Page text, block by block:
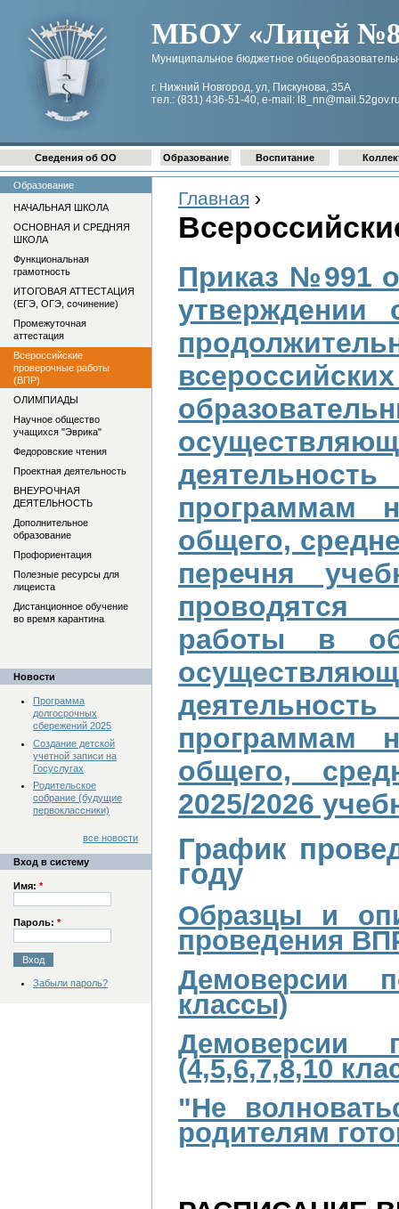
МБОУ «Лицей №8
Муниципальное бюджетное
г. Нижний Новгород, ул, Пискунова, 35А
тел.: (831) 436-51-40, e-mail:
Главная ›
Приказ №991
утверждении
программам
общего,
перечня
проводятся
работы в
программам
общего,
2025/2026
График
году
Образцы и
проведения
Демоверсии
классы)
Демоверсии
(4,5,6,7,8,10
"Не
родителям
Сведения об ОО Образование Воспитание
Образование
НАЧАЛЬНАЯ ШКОЛА
ОСНОВНАЯ И СРЕДНЯЯ
ШКОЛА
Функциональная
грамотность
ИТОГОВАЯ АТТЕСТАЦИЯ
(ЕГЭ, ОГЭ, сочинение)
Промежуточная
аттестация
Всероссийские
проверочные работы
(ВПР)
ОЛИМПИАДЫ
Научное общество
учащихся "Эврика"
Федоровские чтения
Проектная деятельность
ВНЕУРОЧНАЯ
ДЕЯТЕЛЬНОСТЬ
Дополнительное
образование
Профориентация
Полезные ресурсы для
лицеиста
Дистанционное обучение
во время карантина
Новости
Программа
долгосрочных
сбережений 2025
Создание детской
учетной записи на
Госуслугах
Родительское
собрание (будущие
первоклассники)
все новости
Вход в систему
Имя: *
Пароль: *
Забыли пароль?